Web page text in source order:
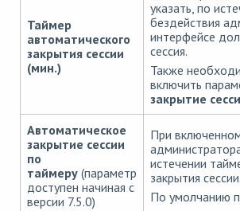
Таймер
автоматического
закрытия сессии
(мин.)
указать, по
бездействия
интерфейсе
сессия.
Также
включить
закрытие
Автоматическое
закрытие сессии
по
таймеру (параметр
доступен начиная с
версии 7.5.0)
При
истечении
закрытия
По умолчанию